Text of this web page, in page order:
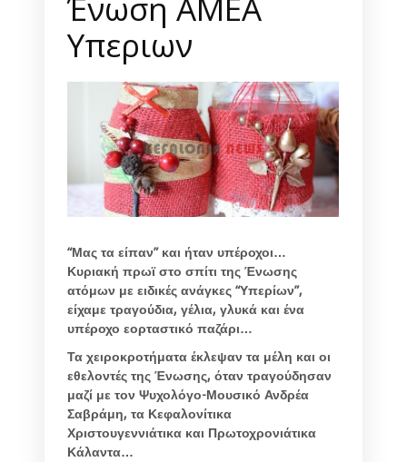
Υπεριων
“Μας τα είπαν” και ήταν υπέροχοι…
Κυριακή πρωϊ στο σπίτι της Ένωσης
ατόμων με ειδικές ανάγκες “Υπερίων”,
είχαμε τραγούδια, γέλια, γλυκά και ένα
υπέροχο εορταστικό παζάρι…
Τα χειροκροτήματα έκλεψαν τα μέλη και οι
εθελοντές της Ένωσης, όταν τραγούδησαν
μαζί με τον Ψυχολόγο-Μουσικό Ανδρέα
Σαβράμη, τα Κεφαλονίτικα
Χριστουγεννιάτικα και Πρωτοχρονιάτικα
Κάλαντα…